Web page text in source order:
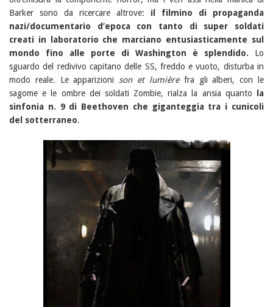
Barker sono da ricercare altrove: il filmino di propaganda
nazi/documentario d’epoca con tanto di super soldati
creati in laboratorio che marciano entusiasticamente sul
mondo fino alle porte di Washington è splendido. Lo
sguardo del redivivo capitano delle SS, freddo e vuoto, disturba in
modo reale. Le apparizionison et lumièrefra gli alberi, con le
sagome e le ombre dei soldati Zombie, rialza la ansia quanto la
sinfonia n. 9 di Beethoven che giganteggia tra i cunicoli
del sotterraneo.